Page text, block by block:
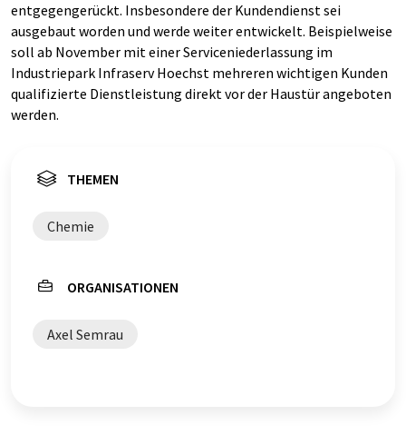
entgegengerückt. Insbesondere der Kundendienst sei
ausgebaut worden und werde weiter entwickelt. Beispielweise
soll ab November mit einer Serviceniederlassung im
Industriepark Infraserv Hoechst mehreren wichtigen Kunden
qualifizierte Dienstleistung direkt vor der Haustür angeboten
werden.
THEMEN
Chemie
ORGANISATIONEN
Axel Semrau